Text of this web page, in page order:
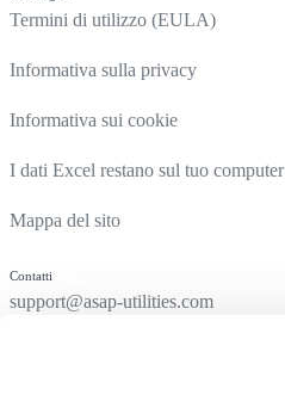
Termini di utilizzo (EULA)
Informativa sulla privacy
Informativa sui cookie
I dati Excel restano sul tuo computer
Mappa del sito
Contatti
support@asap-utilities.com